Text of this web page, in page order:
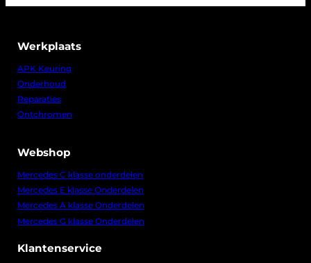
Werkplaats
APK Keuring
Onderhoud
Reparaties
Ontchromen
Webshop
Mercedes C klasse onderdelen
Mercedes E klasse Onderdelen
Mercedes A klasse Onderdelen
Mercedes G klasse Onderdelen
Klantenservice